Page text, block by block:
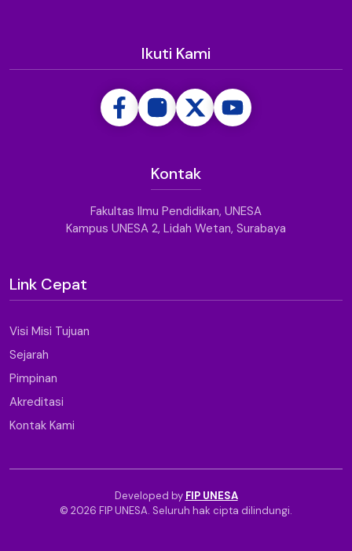
Ikuti Kami
Kontak
Fakultas Ilmu Pendidikan, UNESA
Kampus UNESA 2, Lidah Wetan, Surabaya
Link Cepat
Visi Misi Tujuan
Sejarah
Pimpinan
Akreditasi
Kontak Kami
© 2026 FIP UNESA. Seluruh hak cipta dilindungi.
Developed by FIP UNESA